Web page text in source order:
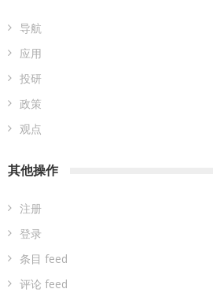
导航
应用
投研
政策
观点
其他操作
注册
登录
条目 feed
评论 feed